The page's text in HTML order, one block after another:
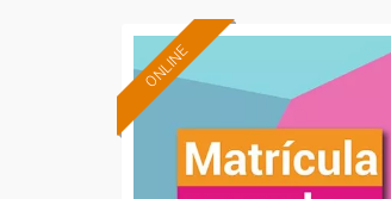
ONLINE